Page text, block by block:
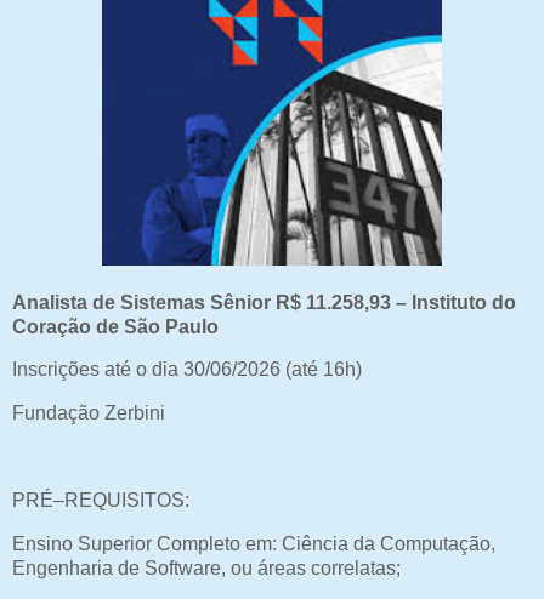
Analista de Sistemas Sênior R$ 11.258,93 – Instituto do
Coração de São Paulo
Inscrições até o dia 30/06/2026 (até 16h)
Fundação Zerbini
PRÉ–REQUISITOS:
Ensino Superior Completo em: Ciência da Computação,
Engenharia de Software, ou áreas correlatas;